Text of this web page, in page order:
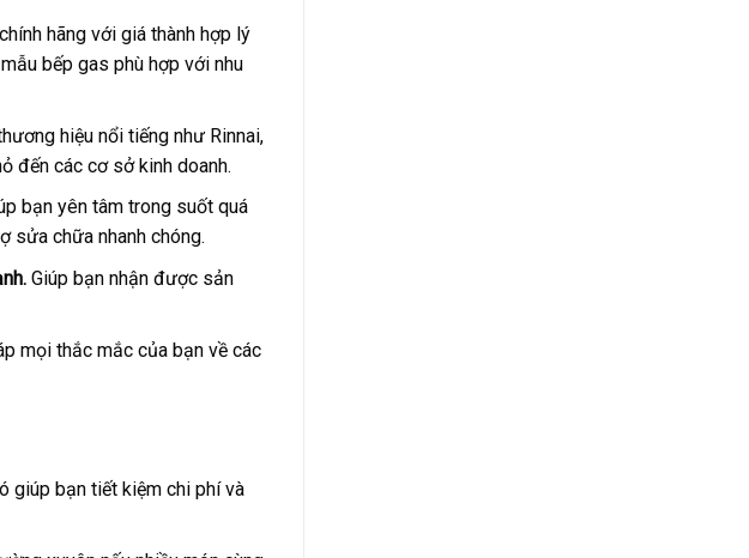
hãng với giá thành hợp lý
bếp gas phù hợp với nhu
hiệu nổi tiếng như Rinnai,
đến các cơ sở kinh doanh.
bạn yên tâm trong suốt quá
sửa chữa nhanh chóng.
Giúp bạn nhận được sản
mọi thắc mắc của bạn về các
giúp bạn tiết kiệm chi phí và